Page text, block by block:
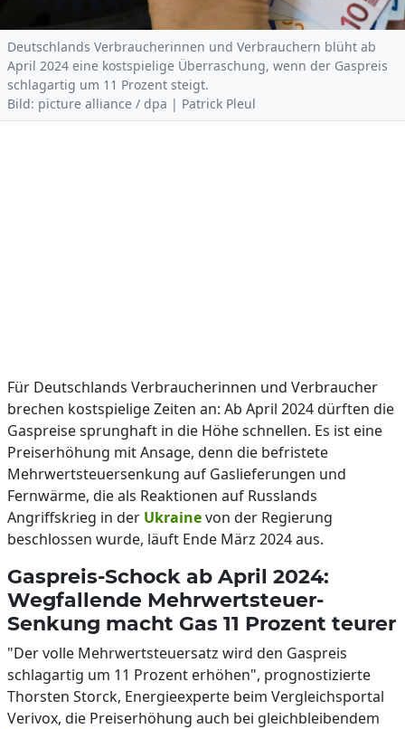
Deutschlands Verbraucherinnen und Verbrauchern blüht ab
April 2024 eine kostspielige Überraschung, wenn der Gaspreis
schlagartig um 11 Prozent steigt.
Bild: picture alliance / dpa | Patrick Pleul
Für Deutschlands Verbraucherinnen und Verbraucher
brechen kostspielige Zeiten an: Ab April 2024 dürften die
Gaspreise sprunghaft in die Höhe schnellen. Es ist eine
Preiserhöhung mit Ansage, denn die befristete
Mehrwertsteuersenkung auf Gaslieferungen und
Fernwärme, die als Reaktionen auf Russlands
Angriffskrieg in der Ukrainevon der Regierung
beschlossen wurde, läuft Ende März 2024 aus.
Gaspreis-Schock ab April 2024:
Wegfallende Mehrwertsteuer-
Senkung macht Gas 11 Prozent teurer
"Der volle Mehrwertsteuersatz wird den Gaspreis
schlagartig um 11 Prozent erhöhen", prognostizierte
Thorsten Storck, Energieexperte beim Vergleichsportal
Verivox, die Preiserhöhung auch bei gleichbleibendem